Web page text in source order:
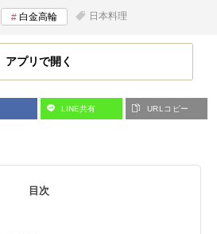
白金高輪 日本料理
アプリで開く
LINE共有 URLコピー
目次